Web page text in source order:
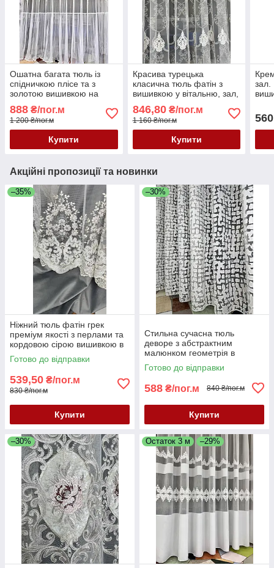
Ошатна багата тюль із
спідничкою плісе та з
золотою вишивкою на
спальню, вітальню
888 ₴/пог.м
1 200 ₴/пог.м
Купити
Красива турецька
класична тюль фатін з
вишивкою у вітальню, зал,
846,80₴/пог.м
1 160 ₴/пог.м
Купити
зал.
560
Акційні пропозиції та новинки
–35%
Ніжний тюль фатін грек
преміум якості з перлами та
кордовою сірою вишивкою в
спальню, зал або вітальню.
Останній метраж 2.7 м
Готово до відправки
539,50 ₴/пог.м
830 ₴/пог.м
Купити
–30%
Стильна сучасна тюль
деворе з абстрактним
малюнком геометрія в
молочному кольорі
Готово до відправки
588 ₴/пог.м 840 ₴/пог.м
Купити
–30% Остаток 3 м –29%